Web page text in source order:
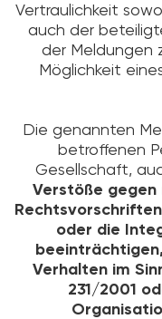
Vertraulichkeit
auch der
der Meldungen
Möglichkeit
Die genannten
betroffenen
Gesellschaft,
Verstöße gegen
oder die
Verhalten im
231/2001